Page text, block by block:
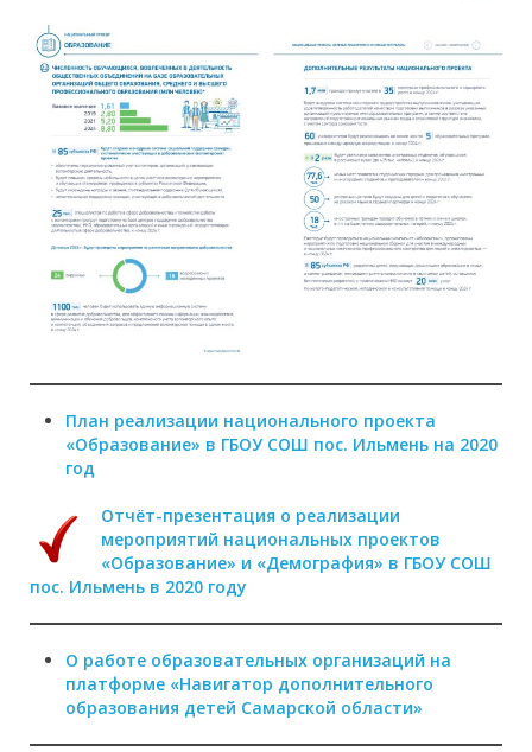
План реализации национального проекта
«Образование» в ГБОУ СОШ пос. Ильмень на 2020
год
Отчёт-презентация о реализации
мероприятий национальных проектов
«Образование» и «Демография» в ГБОУ СОШ
пос. Ильмень в 2020 году
О работе образовательных организаций на
платформе «Навигатор дополнительного
образования детей Самарской области»